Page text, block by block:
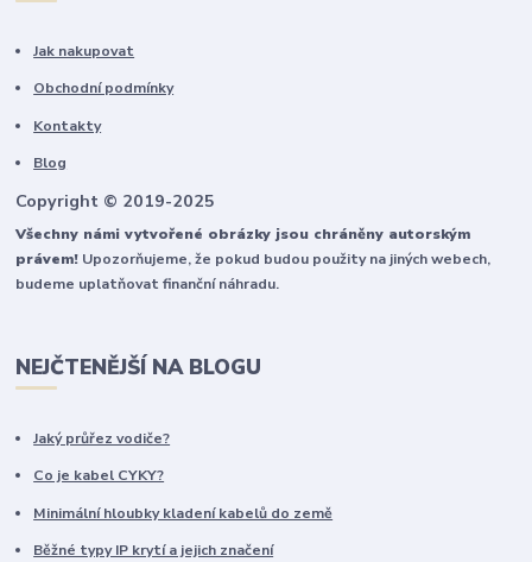
Jak nakupovat
Obchodní podmínky
Kontakty
Blog
Copyright © 2019-2025
Všechny námi vytvořené obrázky jsou chráněny autorským
právem! Upozorňujeme, že pokud budou použity na jiných webech,
budeme uplatňovat finanční náhradu.
NEJČTENĚJŠÍ NA BLOGU
Jaký průřez vodiče?
Co je kabel CYKY?
Minimální hloubky kladení kabelů do země
Běžné typy IP krytí a jejich značení